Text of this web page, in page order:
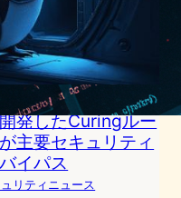
脆弱性：
発したCuringルー
主要セキュリティ
イパス
リティニュース